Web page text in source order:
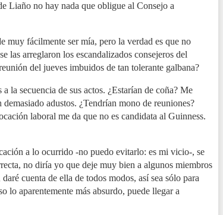
Liaño no hay nada que obligue al Consejo a
muy fácilmente ser mía, pero la verdad es que no
las arreglaron los escandalizados consejeros del
del jueves imbuidos de tan tolerante galbana?
la secuencia de sus actos. ¿Estarían de coña? Me
adustos. ¿Tendrían mono de reuniones?
laboral me da que no es candidata al Guinness.
a lo ocurrido -no puedo evitarlo: es mi vicio-, se
no diría yo que deje muy bien a algunos miembros
cuenta de ella de todos modos, así sea sólo para
lo aparentemente más absurdo, puede llegar a